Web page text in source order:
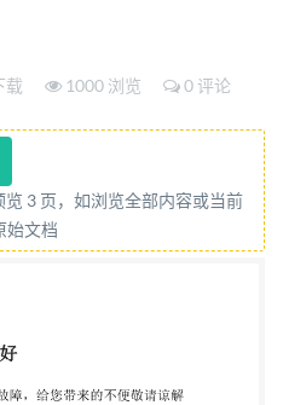
载 1000 浏览
0 评论
3 页，如浏览全部内容或当前
始文档